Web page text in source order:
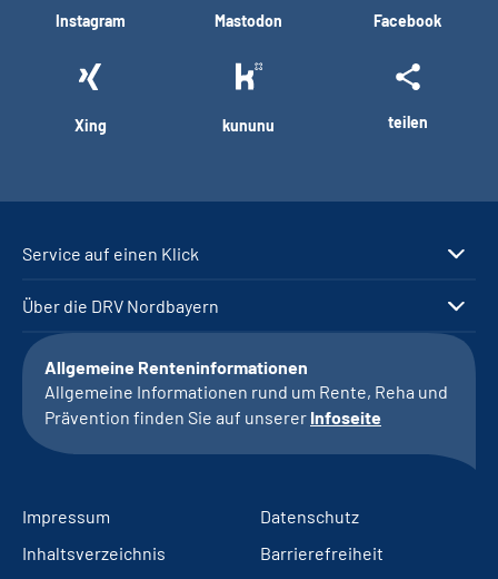
Instagram Mastodon Facebook
Xing kununu teilen
Service auf einen Klick
Über die DRV Nordbayern
Allgemeine Renteninformationen
Allgemeine Informationen rund um Rente, Reha und
Prävention finden Sie auf unserer Infoseite
Impressum
Datenschutz
Inhaltsverzeichnis
Barrierefreiheit